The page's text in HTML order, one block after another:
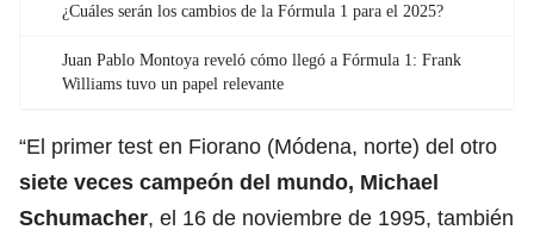
¿Cuáles serán los cambios de la Fórmula 1 para el 2025?
Juan Pablo Montoya reveló cómo llegó a Fórmula 1: Frank
Williams tuvo un papel relevante
“El primer test en Fiorano (Módena, norte) del otro
siete veces campeón del mundo, Michael
Schumacher, el 16 de noviembre de 1995, también